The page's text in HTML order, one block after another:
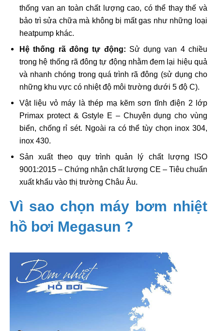
thống van an toàn chất lượng cao, có thể thay thế và
bảo trì sửa chữa mà không bị mất gas như những loại
heatpump khác.
Hệ thống rã đông tự động: Sử dụng van 4 chiều
trong hệ thống rã đông tự động nhằm đem lại hiệu quả
và nhanh chóng trong quá trình rã đông (sử dụng cho
những khu vực có nhiệt độ môi trường dưới 5 độ C).
Vật liệu vỏ máy là thép mạ kẽm sơn tĩnh điện 2 lớp
Primax protect & Gstyle E – Chuyên dụng cho vùng
biển, chống rỉ sét. Ngoài ra có thể tùy chọn inox 304,
inox 430.
Sản xuất theo quy trình quản lý chất lượng ISO
9001:2015 – Chứng nhận chất lượng CE – Tiêu chuẩn
xuất khẩu vào thị trường Châu Âu.
Vì sao chọn máy bơm nhiệt
hồ bơi Megasun ?